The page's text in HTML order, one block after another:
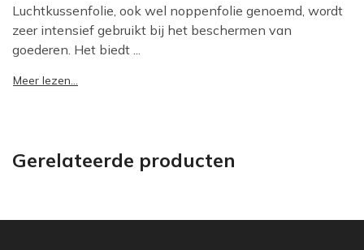
Luchtkussenfolie, ook wel noppenfolie genoemd, wordt
zeer intensief gebruikt bij het beschermen van
goederen. Het biedt ...
Meer lezen...
Gerelateerde producten